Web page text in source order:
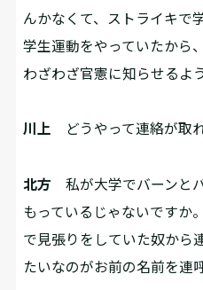
んかなくて、ストライキで
学生運動をやっていたから
わざわざ官憲に知らせるよ
川上 どうやって連絡が取
北方 私が大学でバーンと
もっているじゃないですか
で見張りをしていた奴から
たいなのがお前の名前を連